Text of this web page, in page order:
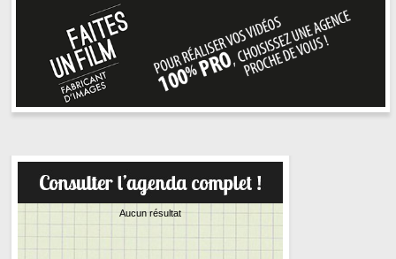
Aucun résultat